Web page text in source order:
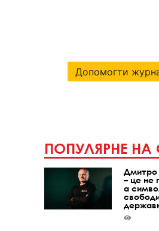
Допомогти
ПОПУЛЯРНЕ НА
Дмитро
– це не
а